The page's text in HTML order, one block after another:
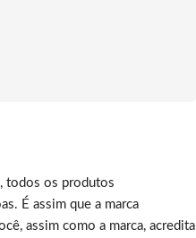
todos os produtos
É assim que a marca
assim como a marca, acredita